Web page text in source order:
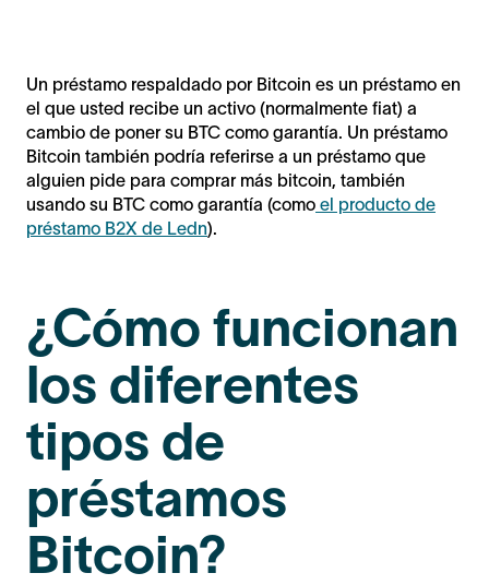
Un préstamo respaldado por Bitcoin es un préstamo en
el que usted recibe un activo (normalmente fiat) a
cambio de poner su BTC como garantía. Un préstamo
Bitcoin también podría referirse a un préstamo que
alguien pide para comprar más bitcoin, también
usando su BTC como garantía (como el producto de
préstamo B2X de Ledn).
¿Cómo funcionan
los diferentes
tipos de
préstamos
Bitcoin?